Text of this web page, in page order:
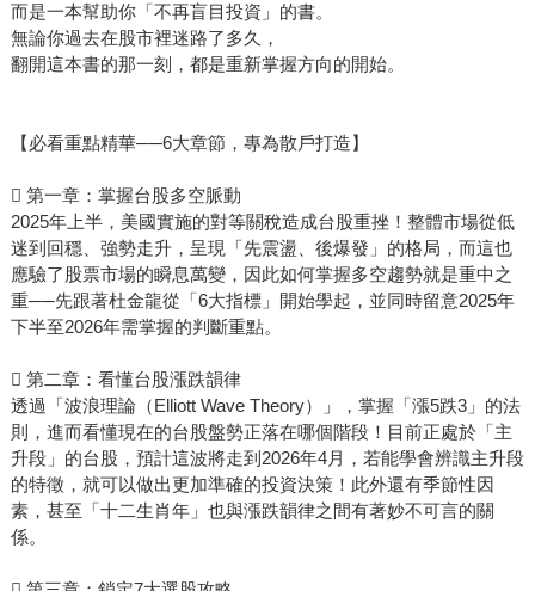
而是一本幫助你「不再盲目投資」的書。
無論你過去在股市裡迷路了多久，
翻開這本書的那一刻，都是重新掌握方向的開始。
【必看重點精華──6大章節，專為散戶打造】
 第一章：掌握台股多空脈動
2025年上半，美國實施的對等關稅造成台股重挫！整體市場從低
迷到回穩、強勢走升，呈現「先震盪、後爆發」的格局，而這也
應驗了股票市場的瞬息萬變，因此如何掌握多空趨勢就是重中之
重──先跟著杜金龍從「6大指標」開始學起，並同時留意2025年
下半至2026年需掌握的判斷重點。
 第二章：看懂台股漲跌韻律
透過「波浪理論（Elliott Wave Theory）」，掌握「漲5跌3」的法
則，進而看懂現在的台股盤勢正落在哪個階段！目前正處於「主
升段」的台股，預計這波將走到2026年4月，若能學會辨識主升段
的特徵，就可以做出更加準確的投資決策！此外還有季節性因
素，甚至「十二生肖年」也與漲跌韻律之間有著妙不可言的關
係。